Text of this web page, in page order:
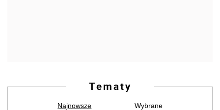
Tematy
Najnowsze Wybrane